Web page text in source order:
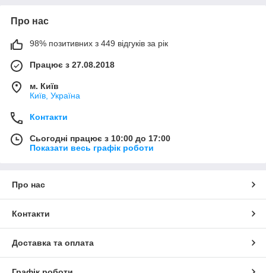
Про нас
98% позитивних з 449 відгуків за рік
Працює з 27.08.2018
м. Київ
Київ, Україна
Контакти
Сьогодні працює з 10:00 до 17:00
Показати весь графік роботи
Про нас
Контакти
Доставка та оплата